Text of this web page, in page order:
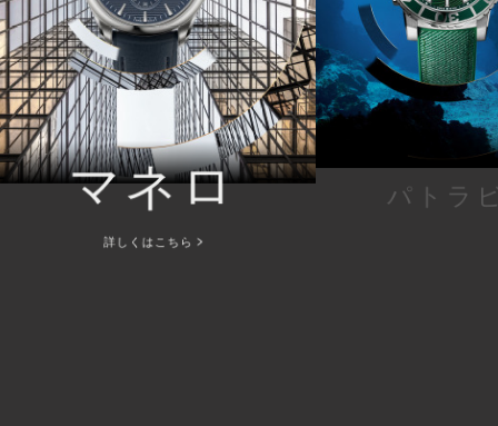
マネロ
詳しくはこちら
パトラ